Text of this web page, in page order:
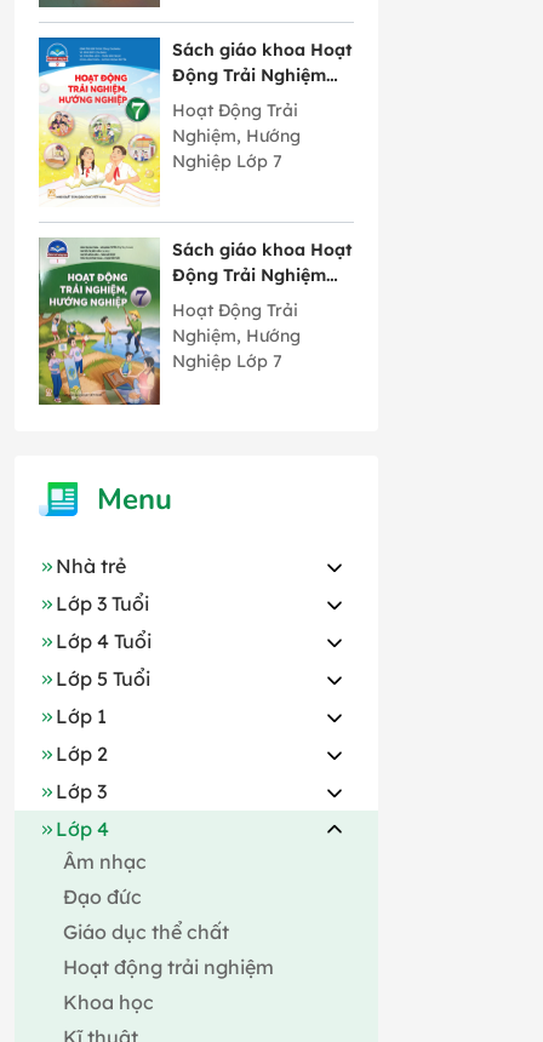
Sách giáo khoa Hoạt
Động Trải Nghiệm
Hướng Nghiệp lớp 7
bản 2 Chân Trời
Sáng Tạo
Hoạt Động Trải
Nghiệm, Hướng
Nghiệp Lớp 7
Sách giáo khoa Hoạt
Động Trải Nghiệm
Hướng Nghiệp lớp 7
bản 1 Chân Trời
Sáng Tạo
Hoạt Động Trải
Nghiệm, Hướng
Nghiệp Lớp 7
Menu
Nhà trẻ
Lớp 3 Tuổi
Lớp 4 Tuổi
Lớp 5 Tuổi
Lớp 1
Lớp 2
Lớp 3
Lớp 4
Âm nhạc
Đạo đức
Giáo dục thể chất
Hoạt động trải nghiệm
Khoa học